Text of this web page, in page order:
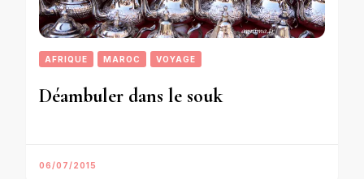
AFRIQUE MAROC VOYAGE
Déambuler dans le souk
06/07/2015